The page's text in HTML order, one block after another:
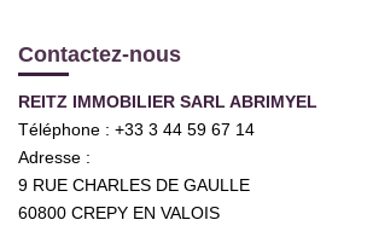
GESTION
SYNDIC
Contactez-nous
REITZ IMMOBILIER SARL ABRIMYEL
Téléphone : +33 3 44 59 67 14
Adresse :
9 RUE CHARLES DE GAULLE
60800 CREPY EN VALOIS